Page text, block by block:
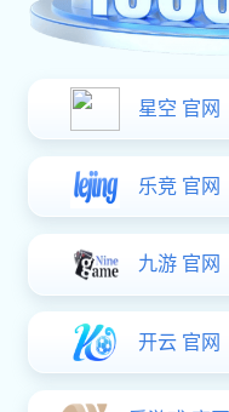
在役装备
当前位置：亿万28